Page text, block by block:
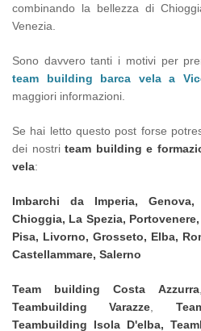
combinando la bellezza di
Venezia.
Sono davvero tanti i motivi per
team building barca vela a
maggiori informazioni.
Se hai letto questo post forse
dei nostriteam building e
vela:
Imbarchi da Imperia,
Chioggia, La Spezia,
Pisa, Livorno, Grosseto, Elba,
Castellammare, Salerno
Team building Costa Azzurra
Teambuilding
Varazze
Teambuilding Isola D'elba,